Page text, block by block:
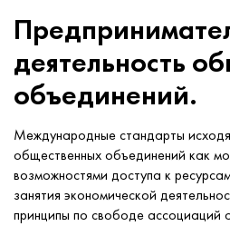
деятельность
объединений.
Международные стандарты
общественных объединений как
возможностями доступа к
занятия экономической
принципы по свободе ассоциаций